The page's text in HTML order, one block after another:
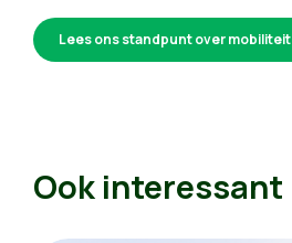
Lees ons standpunt over mobiliteit
Ook interessant